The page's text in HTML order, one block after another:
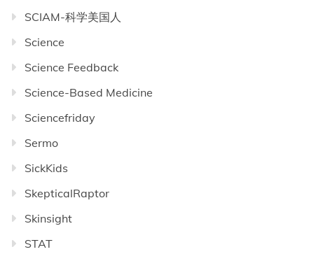
SCIAM-科学美国人
Science
Science Feedback
Science-Based Medicine
Sciencefriday
Sermo
SickKids
SkepticalRaptor
Skinsight
STAT